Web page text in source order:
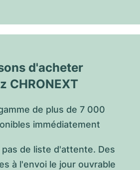
d'acheter
CHRONEXT
de plus de 7 000
immédiatement
pas de liste d'attente. Des
à l'envoi le jour ouvrable